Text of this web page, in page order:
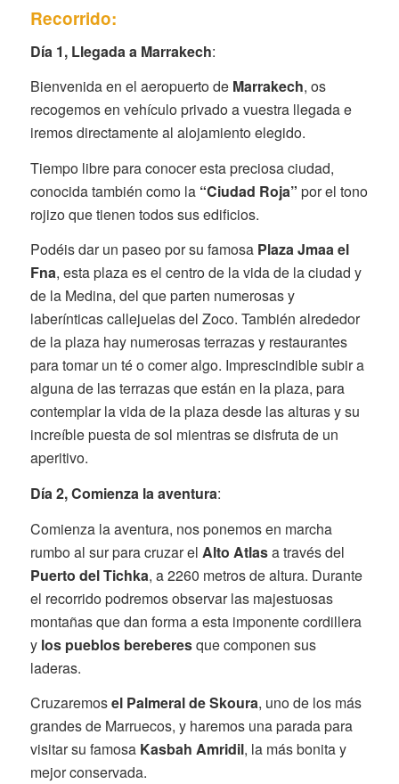
Recorrido:
Día 1, Llegada a Marrakech:
Bienvenida en el aeropuerto de Marrakech, os
recogemos en vehículo privado a vuestra llegada e
iremos directamente al alojamiento elegido.
Tiempo libre para conocer esta preciosa ciudad,
conocida también como la “Ciudad Roja” por el tono
rojizo que tienen todos sus edificios.
Podéis dar un paseo por su famosa Plaza Jmaa el
Fna, esta plaza es el centro de la vida de la ciudad y
de la Medina, del que parten numerosas y
laberínticas callejuelas del Zoco. También alrededor
de la plaza hay numerosas terrazas y restaurantes
para tomar un té o comer algo. Imprescindible subir a
alguna de las terrazas que están en la plaza, para
contemplar la vida de la plaza desde las alturas y su
increíble puesta de sol mientras se disfruta de un
aperitivo.
Día 2,Comienza la aventura:
Comienza la aventura, nos ponemos en marcha
rumbo al sur para cruzar el Alto Atlasa través del
Puerto del Tichka, a 2260 metros de altura. Durante
el recorrido podremos observar las majestuosas
montañas que dan forma a esta imponente cordillera
y los pueblos bereberesque componen sus
laderas.
Cruzaremosel Palmeral de Skoura, uno de los más
grandes de Marruecos, y haremos una parada para
visitar su famosa Kasbah Amridil, la más bonita y
mejor conservada.